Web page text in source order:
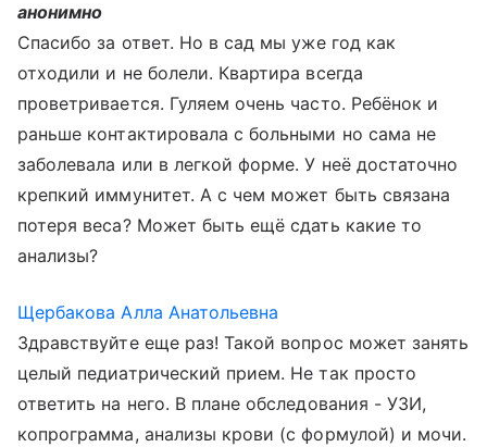
анонимно
Спасибо за ответ. Но в сад мы уже год как
отходили и не болели. Квартира всегда
проветривается. Гуляем очень часто. Ребёнок и
раньше контактировала с больными но сама не
заболевала или в легкой форме. У неё достаточно
крепкий иммунитет. А с чем может быть связана
потеря веса? Может быть ещё сдать какие то
анализы?
Щербакова Алла Анатольевна
Здравствуйте еще раз! Такой вопрос может занять
целый педиатрический прием. Не так просто
ответить на него. В плане обследования - УЗИ,
копрограмма, анализы крови (с формулой) и мочи.